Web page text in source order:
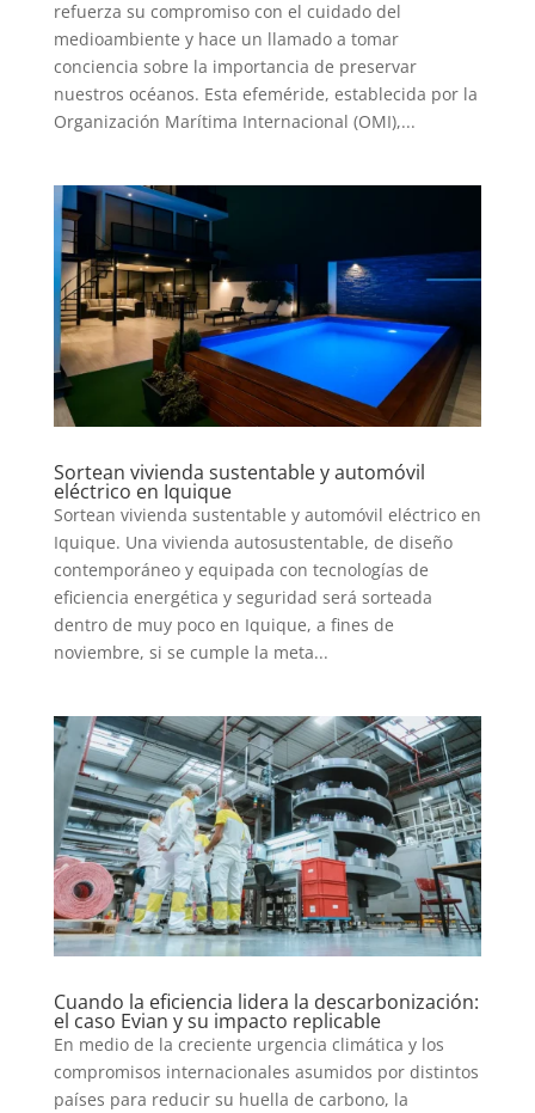
INICIO
PELICULAS
SERIES
TECNOVITOS
T-
PLUS
EVENTOS
refuerza su compromiso con el cuidado del
medioambiente y hace un llamado a tomar
conciencia sobre la importancia de preservar
nuestros océanos. Esta efeméride, establecida por la
Organización Marítima Internacional (OMI),...
Sortean vivienda sustentable y automóvil
eléctrico en Iquique
Sortean vivienda sustentable y automóvil eléctrico en
Iquique. Una vivienda autosustentable, de diseño
contemporáneo y equipada con tecnologías de
eficiencia energética y seguridad será sorteada
dentro de muy poco en Iquique, a fines de
noviembre, si se cumple la meta...
Cuando la eficiencia lidera la descarbonización:
el caso Evian y su impacto replicable
En medio de la creciente urgencia climática y los
compromisos internacionales asumidos por distintos
países para reducir su huella de carbono, la